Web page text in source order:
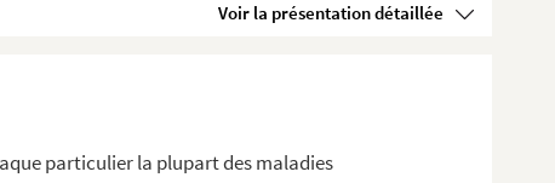
Voir la présentation détaillée
particulier la plupart des maladies